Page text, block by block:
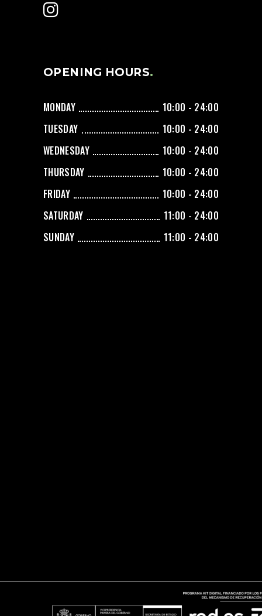
OPENING HOURS
MONDAY
10:00 - 24:00
TUESDAY
10:00 - 24:00
WEDNESDAY
10:00 - 24:00
THURSDAY
10:00 - 24:00
FRIDAY
10:00 - 24:00
SATURDAY
11:00 - 24:00
SUNDAY
11:00 - 24:00